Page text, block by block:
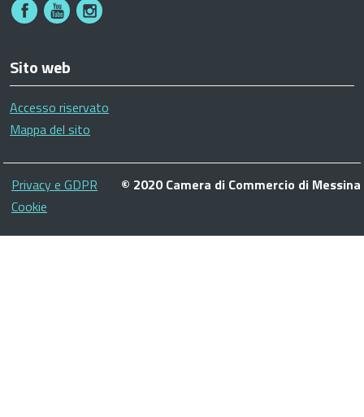
Sito web
Accesso riservato
Mappa del sito
Piè
di
pagina
Privacy e GDPR
Cookie
© 2020 Camera di Commercio di Messina